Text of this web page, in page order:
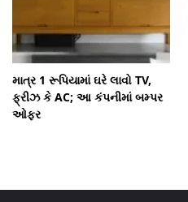
માત્ર 1 રૂપિયામાં ઘરે લાવો TV,
ફ્રીઝ કે AC; આ કંપનીમાં બમ્પર
ઓફર